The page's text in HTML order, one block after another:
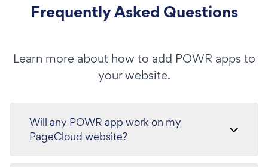
Frequently Asked Questions
Learn more about how to add POWR apps to
your website.
Will any POWR app work on my
PageCloud website?